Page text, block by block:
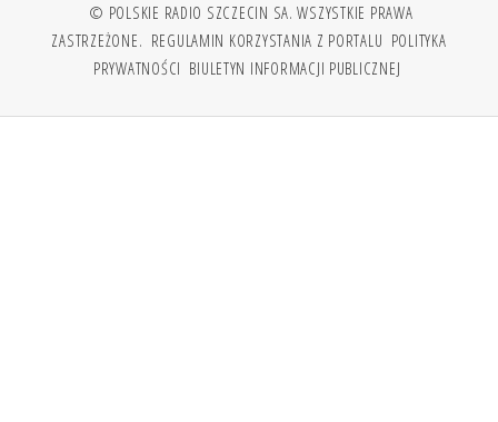
© POLSKIE RADIO SZCZECIN SA. WSZYSTKIE PRAWA
ZASTRZEŻONE. REGULAMIN KORZYSTANIA Z PORTALU POLITYKA
PRYWATNOŚCI BIULETYN INFORMACJI PUBLICZNEJ